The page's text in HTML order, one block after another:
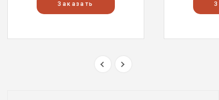
Заказать